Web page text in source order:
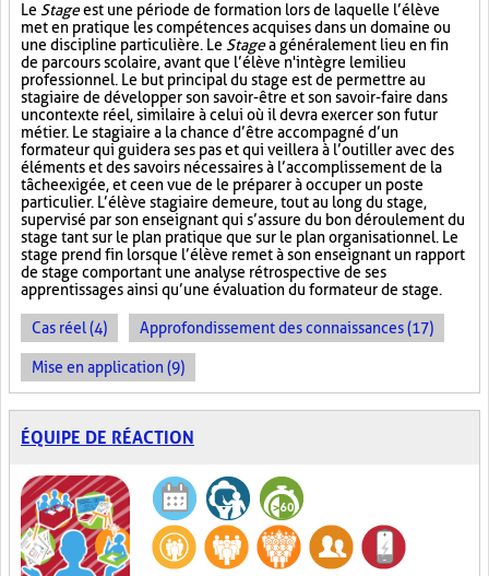
Le Stageest une période de formation lors de laquelle l’élève
met en pratique les compétences acquises dans un domaine ou
une discipline particulière. Le Stagea généralement lieu en fin
de parcours scolaire, avant que l’élève n'intègre le milieu
professionnel. Le but principal du stage est de permettre au
stagiaire de développer son savoir-être et son savoir-faire dans
un contexte réel, similaire à celui où il devra exercer son futur
métier. Le stagiaire a la chance d’être accompagné d’un
formateur qui guidera ses pas et qui veillera à l’outiller avec des
éléments et des savoirs nécessaires à l’accomplissement de la
tâche exigée, et ce en vue de le préparer à occuper un poste
particulier. L’élève stagiaire demeure, tout au long du stage,
supervisé par son enseignant qui s’assure du bon déroulement du
stage tant sur le plan pratique que sur le plan organisationnel. Le
stage prend fin lorsque l’élève remet à son enseignant un rapport
de stage comportant une analyse rétrospective de ses
apprentissages ainsi qu’une évaluation du formateur de stage.
Cas réel (4) Approfondissement des connaissances (17)
Mise en application (9)
ÉQUIPE DE RÉACTION